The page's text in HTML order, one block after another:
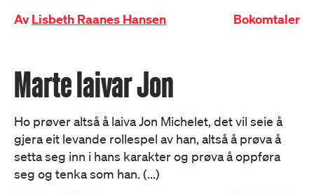
AvLisbeth Raanes Hansen Bokomtaler
Marte laivar Jon
Ho prøver altså å laiva Jon Michelet, det vil seie å
gjera eit levande rollespel av han, altså å prøva å
setta seg inn i hans karakter og prøva å oppføra
seg og tenka som han. (...)